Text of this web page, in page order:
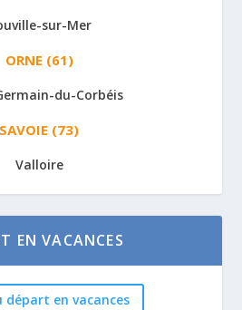
sur-Mer
ORNE (61)
du-Corbéis
SAVOIE (73)
Valloire
EN VACANCES
départ en vacances